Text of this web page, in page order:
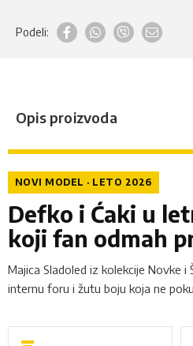
Podeli:
Opis proizvoda
NOVI MODEL · LETO 2026
Defko i Ćaki u
koji fan odmah
Majica Sladoled iz kolekcije Novke i
internu foru i žutu boju koja ne